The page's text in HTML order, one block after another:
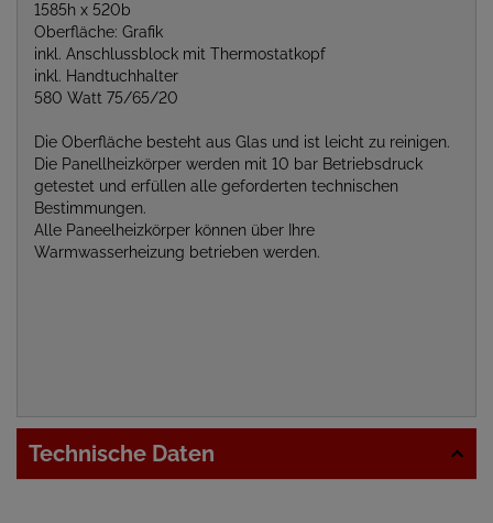
1585h x 520b
Oberfläche: Grafik
inkl. Anschlussblock mit Thermostatkopf
inkl. Handtuchhalter
580 Watt 75/65/20
Die Oberfläche besteht aus Glas und ist leicht zu reinigen.
Die Panellheizkörper werden mit 10 bar Betriebsdruck
getestet und erfüllen alle geforderten technischen
Bestimmungen.
Alle Paneelheizkörper können über Ihre
Warmwasserheizung betrieben werden.
Technische Daten